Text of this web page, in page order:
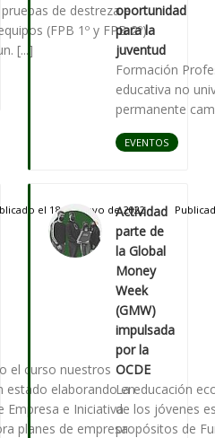
de destreza e
(FPB 1º y FPB 2º)
[...]
oportunidad
para la
juventud
Formación
educativa no
permanente
EVENTOS
el 18 de Mayo de 2022
el curso nuestros
estado elaborando en
Empresa e Iniciativa
planes de empresa
Actividad
parte de
la Global
Money
Week
(GMW)
impulsada
por la
OCDE
La educación
de los jóvenes
propósitos de